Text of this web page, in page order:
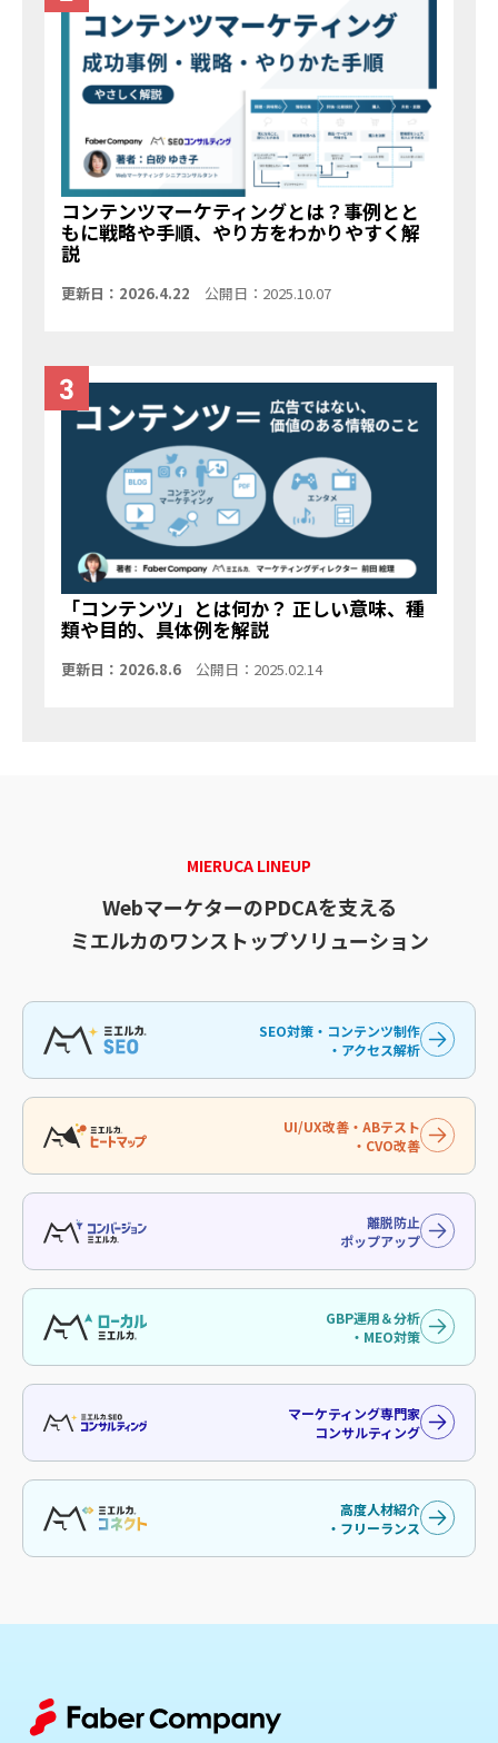
コンテンツマーケティングとは？事例とと
もに戦略や手順、やり方をわかりやすく解
説
更新日：2026.4.22 公開日：2025.10.07
「コンテンツ」とは何か？ 正しい意味、種
類や目的、具体例を解説
更新日：2026.8.6 公開日：2025.02.14
MIERUCA LINEUP
WebマーケターのPDCAを支える
ミエルカのワンストップソリューション
SEO対策・コンテンツ制作
・アクセス解析
UI/UX改善・ABテスト
・CVO改善
離脱防止
ポップアップ
GBP運用＆分析
・MEO対策
マーケティング専門家
コンサルティング
高度人材紹介
・フリーランス